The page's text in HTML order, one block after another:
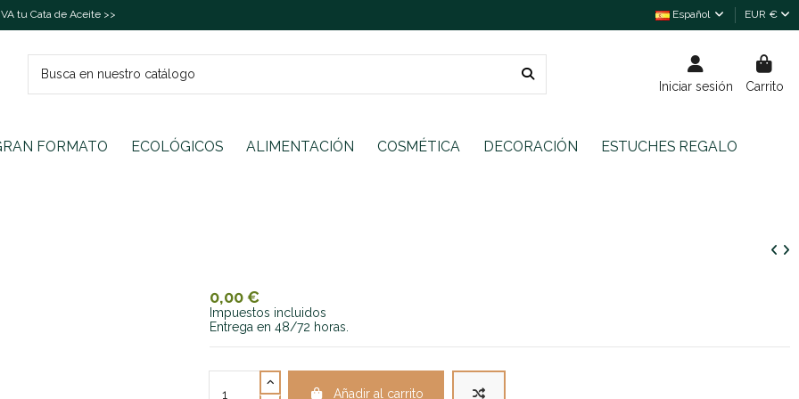
tu Cata de Aceite >> Español EUR €
Iniciar sesión Carrito
FORMATO ECOLÓGICOS ALIMENTACIÓN COSMÉTICA DECORACIÓN ESTUCHES REGALO
0,00 €
Impuestos incluidos
Entrega en 48/72 horas.
Añadir al carrito